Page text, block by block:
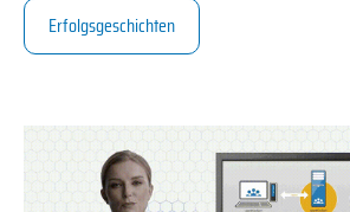
Erfolgsgeschichten